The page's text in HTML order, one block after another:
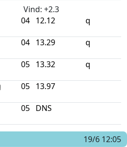
Vind: +2.3
04 12.12 q
04 13.29 q
05 13.32 q
05 13.97
05 DNS
19/6 12:05